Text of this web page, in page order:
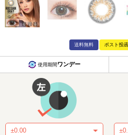
送料無料 ポスト投
使用期間ワンデー